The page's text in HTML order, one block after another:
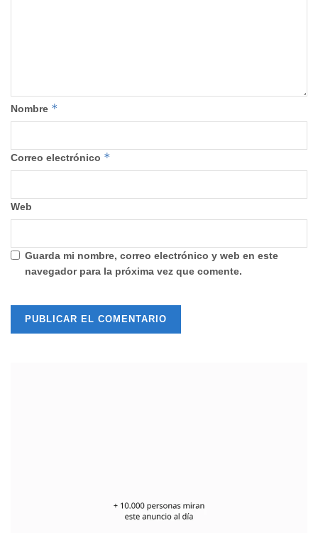
Nombre *
Correo electrónico *
Web
Guarda mi nombre, correo electrónico y web en este
navegador para la próxima vez que comente.